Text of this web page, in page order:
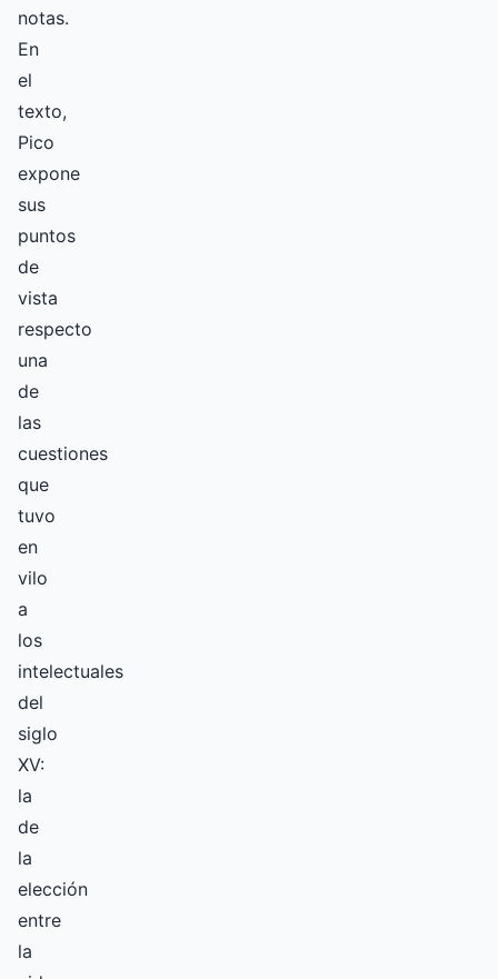
notas.
En
el
texto,
Pico
expone
sus
puntos
de
vista
respecto
una
de
las
cuestiones
que
tuvo
en
vilo
a
los
intelectuales
del
siglo
XV:
la
de
la
elección
entre
la